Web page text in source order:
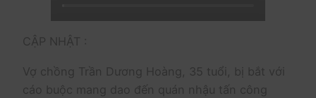
CẬP NHẬT :
Vợ chồng Trần Dương Hoàng, 35 tuổi, bị bắt với
cáo buộc mang dao đến quán nhậu tấn công